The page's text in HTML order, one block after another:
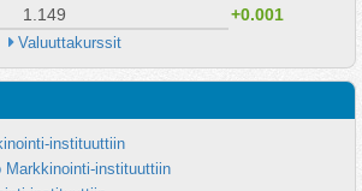
1.149 +0.001
Valuuttakurssit
instituuttiin
Markkinointi-instituuttiin